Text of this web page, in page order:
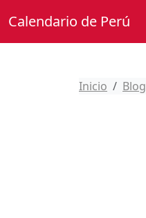
Calendario de Perú
Inicio Blog